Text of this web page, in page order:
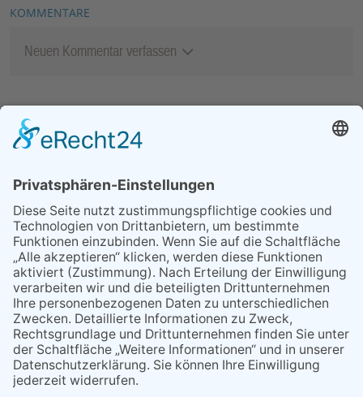
KOMMENTARE
Neuen Kommentar verfassen
25.06.2026
ab sofort möglich
29.05.2026
Was Tschernobyl vor 40
Jahren für Kriftel bedeutete
26.06.2026
Petrus meinte es gut mit dem
Lindenblütenfest
09.04.2026
Rückblick auf ein
erfolgreiches Jahr
30.04.2026
Teilrückstufungsantrag für
ASP-Gebiet in Hessen
erfolgreich